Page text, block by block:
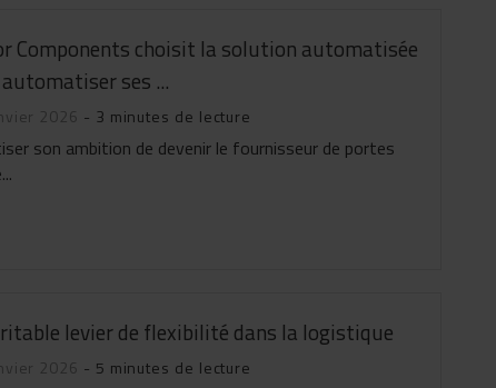
Components choisit la solution automatisée
ses ...
2026 - 3 minutes de lecture
son ambition de devenir le fournisseur de portes
levier de flexibilité dans la logistique
2026 - 5 minutes de lecture